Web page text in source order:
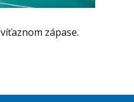
zápase.